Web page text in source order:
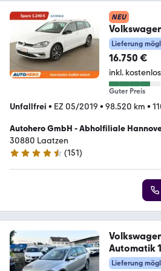
NEU
IQ.DRIVE
Lieferung
16.750 €
inkl.
Guter Preis
Unfallfrei • EZ 05/2019 • 98.520 km •
Autohero GmbH - Abholfiliale
30880 Laatzen
4.7 Sterne
(151)
Automatik
AC
Lieferung